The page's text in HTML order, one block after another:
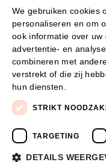
steunpunt@sam-
0475-399281
We gebruiken cookies
personaliseren en om
ook informatie over
advertentie- en
combineren met
verstrekt of die zij
hun diensten.
STRIKT
TARGETING
DETAILS